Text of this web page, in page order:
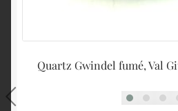
Quartz Gwindel fumé, Val